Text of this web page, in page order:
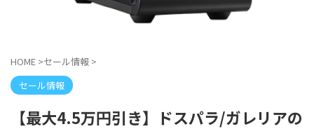
HOME >セール情報 >
セール情報
【最大4.5万円引き】ドスパラ/ガレリアの